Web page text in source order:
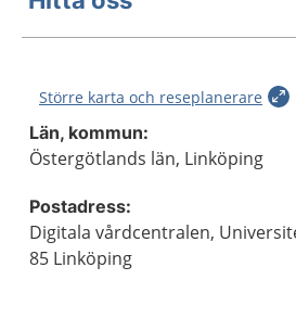
Större karta och reseplanerare
Län, kommun:
Östergötlands län, Linköping
Postadress:
Digitala vårdcentralen,
85 Linköping